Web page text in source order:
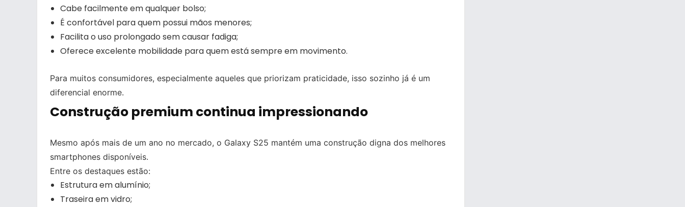
Cabe facilmente em qualquer bolso;
É confortável para quem possui mãos menores;
Facilita o uso prolongado sem causar fadiga;
Oferece excelente mobilidade para quem está sempre em movimento.
Para muitos consumidores, especialmente aqueles que priorizam praticidade, isso sozinho já é um
diferencial enorme.
Construção premium continua impressionando
Mesmo após mais de um ano no mercado, o Galaxy S25 mantém uma construção digna dos melhores
smartphones disponíveis.
Entre os destaques estão:
Estrutura em alumínio;
Traseira em vidro;